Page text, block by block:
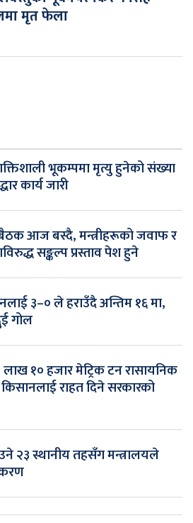
मृत फेला
भूकम्पमा मृत्यु हुनेको संख्या
कार्य जारी
बैठक आज बस्दै, मन्त्रीहरूको जवाफ र
सङ्कल्प प्रस्ताव पेश हुने
३–० ले हराउँदै अन्तिम १६ मा,
गोल
लाख १० हजार मेट्रिक टन रासायनिक
किसानलाई राहत दिने सरकारको
२३ स्थानीय तहसँग मन्त्रालयले